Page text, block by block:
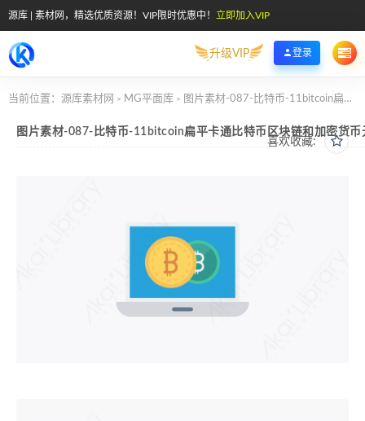
源库 | 素材网，精选优质资源！VIP限时优惠中！ 立即加入VIP
升级VIP 登录
当前位置： 源库素材网 > MG平面库 > 图片素材-087-比特币-11bitcoin扁平卡通比特币区块链和加密货币元素图标
喜欢收藏:
图片素材-087-比特币-11bitcoin扁平卡通比特币区块链和加密货币